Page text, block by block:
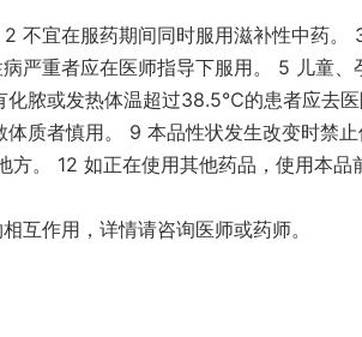
不宜在服药期间同时服用滋补性中药。
严重者应在医师指导下服用。 5 儿童
化脓或发热体温超过38.5℃的患者应去
质者慎用。 9 本品性状发生改变时禁
。 12 如正在使用其他药品，使用本品
互作用，详情请咨询医师或药师。